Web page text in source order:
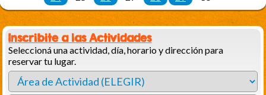
Inscribite a las Actividades
Seleccioná una actividad, día, horario y dirección para
reservar tu lugar.